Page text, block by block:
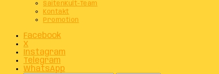
SaitenKult-Team
Kontakt
Promotion
Facebook
X
Instagram
Telegram
WhatsApp